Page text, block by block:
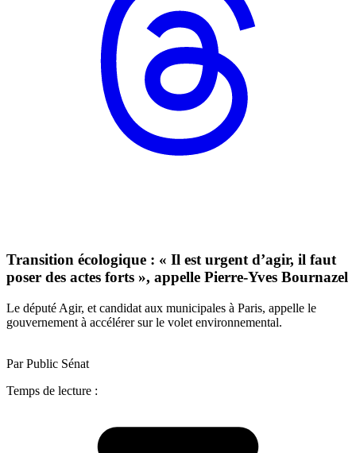
Transition écologique : « Il est urgent d’agir, il faut
poser des actes forts », appelle Pierre-Yves Bournazel
Le député Agir, et candidat aux municipales à Paris, appelle le
gouvernement à accélérer sur le volet environnemental.
Par Public Sénat
Temps de lecture :